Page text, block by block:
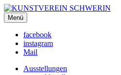
KUNSTVEREIN SCHWERIN
Für Mecklenburg und Vorpommern
Menü
facebook
instagram
Mail
Ausstellungen